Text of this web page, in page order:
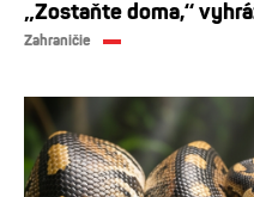
„Zostaňte doma,“
Zahraničie